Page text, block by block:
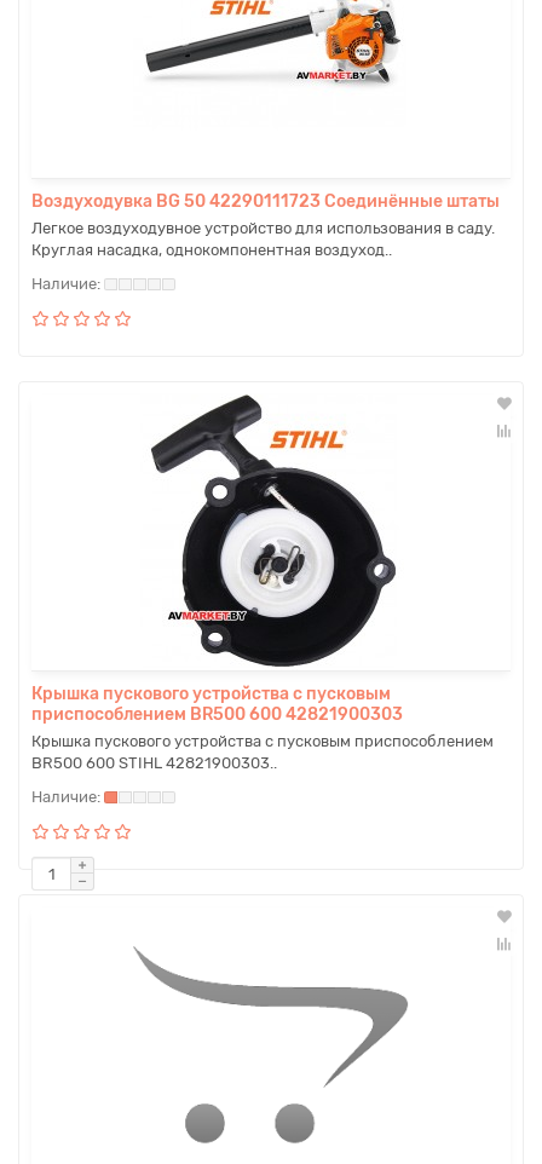
Воздуходувка BG 50 42290111723 Соединённые штаты
Легкое воздуходувное устройство для использования в саду.
Круглая насадка, однокомпонентная воздуход..
Крышка пускового устройства с пусковым
приспособлением BR500 600 42821900303
Крышка пускового устройства с пусковым приспособлением
BR500 600 STIHL 42821900303..